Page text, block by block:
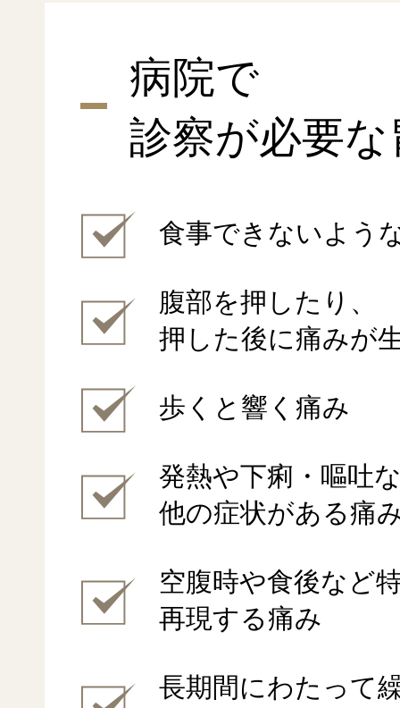
病院で
診察が必要な
食事できないよう
腹部を押したり、
押した後に痛みが
歩くと響く痛み
発熱や下痢・嘔吐
他の症状がある痛
空腹時や食後など
再現する痛み
長期間にわたって